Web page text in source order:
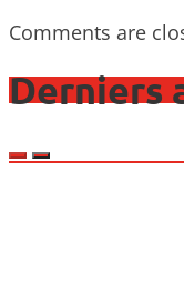
Comments are
Derniers